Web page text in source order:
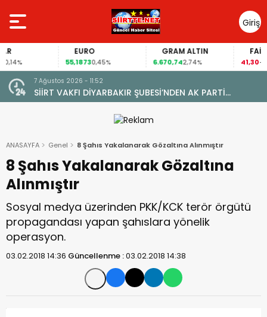
Giriş
Yap
EURO
55,18730,45%
GRAM ALTIN
6.670,742,74% 41,30-0,55%
7 Ağustos 2026 - 09:44
ALAN MAHALLESİ’NDE TARİHİ DÖNÜŞÜM: DOĞAL GAZA
KAVUŞTU, 34 YILLIK TAPU SORUNU ÇÖZÜLDÜ
ANASAYFA Genel 8 Şahıs Yakalanarak Gözaltına Alınmıştır
8 Şahıs Yakalanarak Gözaltına
Alınmıştır
Sosyal medya üzerinden PKK/KCK terör örgütü
propagandası yapan şahıslara yönelik
operasyon.
03.02.2018 14:36 Güncellenme :03.02.2018 14:38